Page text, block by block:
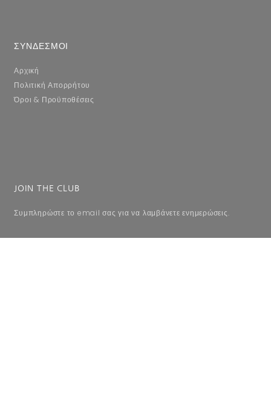
ΣΥΝΔΕΣΜΟΙ
Αρχική
Πολιτική Απορρήτου
Όροι & Προϋποθέσεις
JOIN THE CLUB
Συμπληρώστε το email σας για να λαμβάνετε ενημερώσεις.